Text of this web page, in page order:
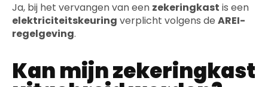
Ja, bij het vervangen van een zekeringkast is een
elektriciteitskeuring verplicht volgens de AREI-
regelgeving.
Kan mijn zekeringkast